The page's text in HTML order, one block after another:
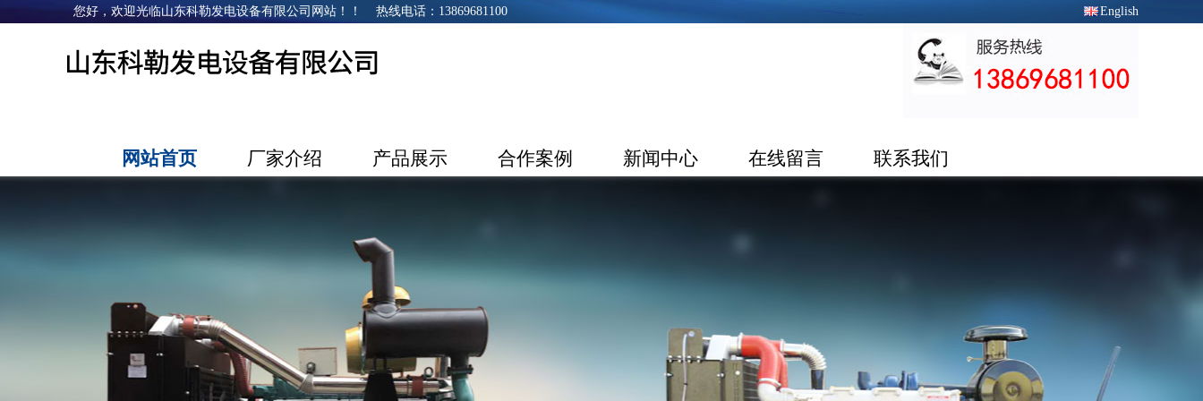
您好，欢迎光临山东科勒发电设备有限公司网站！！ 热线电话：13869681100 English
网站首页 厂家介绍 产品展示 合作案例 新闻中心 在线留言 联系我们